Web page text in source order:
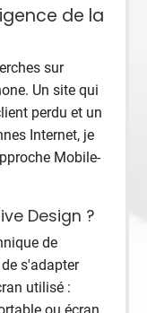
de la
sur
Un site qui
perdu et un
Internet, je
Mobile-
Design ?
de
s'adapter
utilisé :